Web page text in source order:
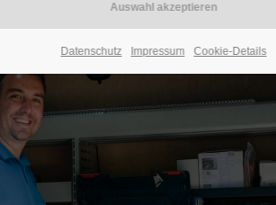
Datenschutz Impressum Cookie-Details